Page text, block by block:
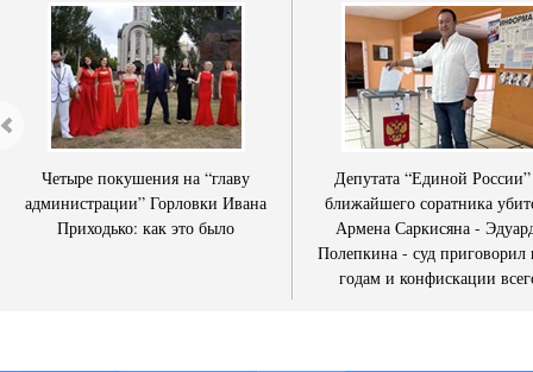
Четыре покушения на “главу
администрации” Горловки Ивана
Приходько: как это было
Депутата “Единой
ближайшего соратника
Армена Саркисяна -
Полепкина - суд приговорил
годам и конфискации